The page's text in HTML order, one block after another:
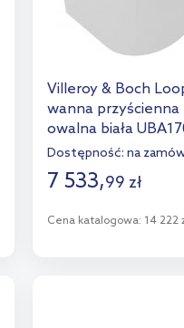
Villeroy & Boch
wanna przyścienna
owalna biała
01
Dostępność: na
7 533,99 zł
Cena katalogowa: 14 222